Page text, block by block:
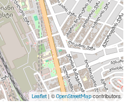
Leaflet| © OpenStreetMapcontributors